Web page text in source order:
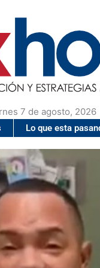
7 de agosto, 2026
Lo que esta